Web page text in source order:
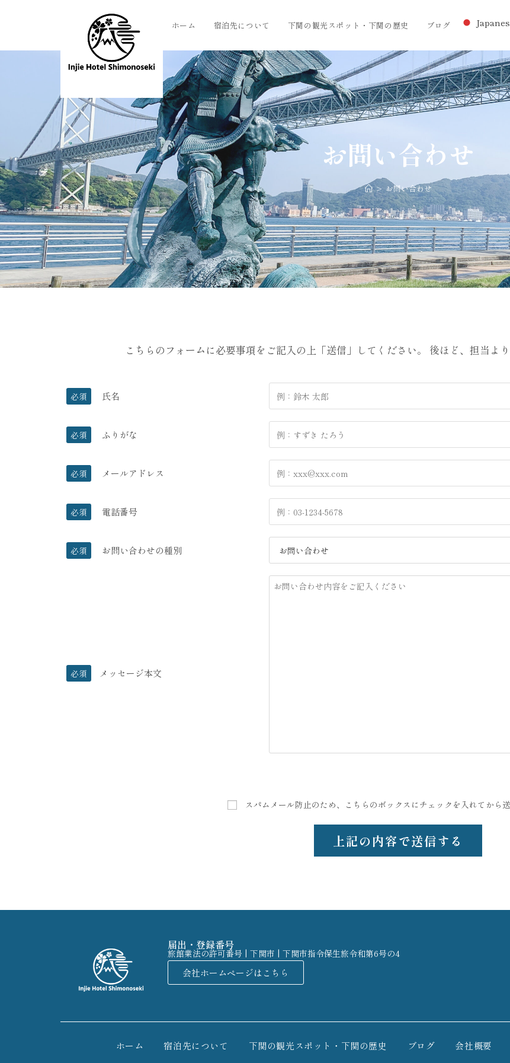
ホーム 宿泊先について 下関の観光スポット・下関の歴史 ブログ
お問い合わせ
> お問い合わせ
こちらのフォームに必要事項をご記入の上「送信」してください。 後ほど、担当よ
必須 氏名
必須 ふりがな
必須 メールアドレス
必須 電話番号
必須 お問い合わせの種別
必須 メッセージ本文
スパムメール防止のため、こちらのボックスにチェックを入れてから送
届出・登録番号
旅館業法の許可番号 | 下関市 | 下関市指令保生旅令和第6号の4
会社ホームページはこちら
ホーム 宿泊先について 下関の観光スポット・下関の歴史 ブログ 会社概要